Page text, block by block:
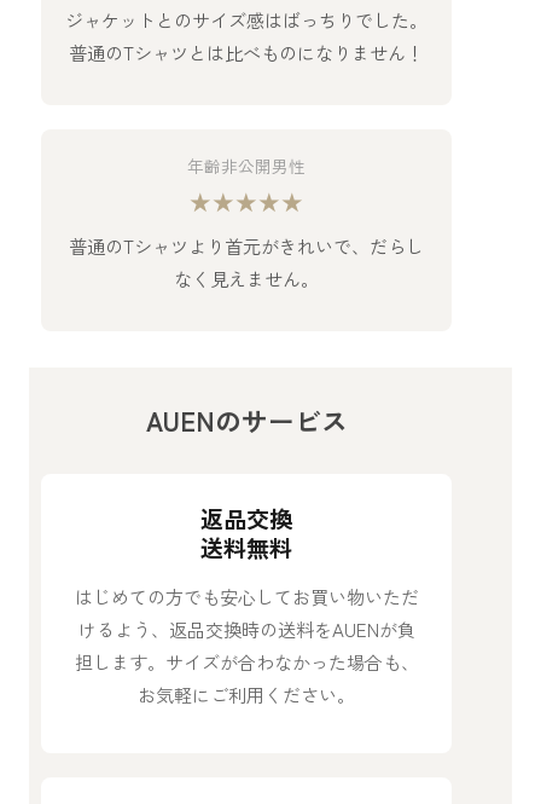
ジャケットとのサイズ感はばっちりでした。
普通のTシャツとは比べものになりません！
年齢非公開男性
★★★★★
普通のTシャツより首元がきれいで、だらし
なく見えません。
AUENのサービス
返品交換
送料無料
はじめての方でも安心してお買い物いただ
けるよう、返品交換時の送料をAUENが負
担します。サイズが合わなかった場合も、
お気軽にご利用ください。